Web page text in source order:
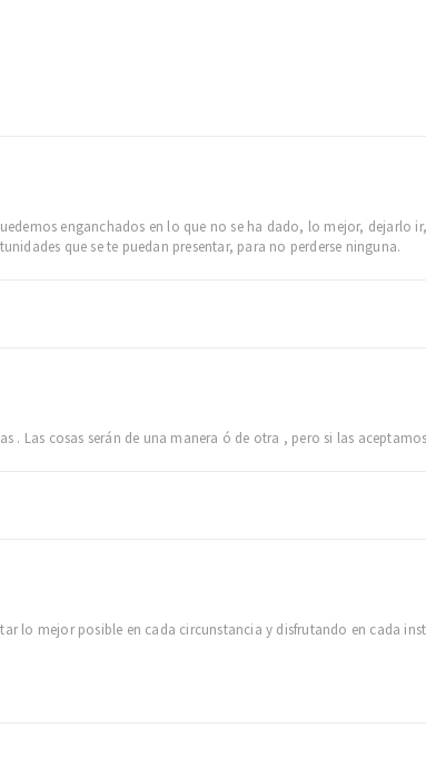
enganchados en lo que no se ha dado, lo mejor,
que se te puedan presentar, para no perderse ninguna.
. Las cosas serán de una manera ó de otra , pero si las
lo mejor posible en cada circunstancia y disfrutando en cada